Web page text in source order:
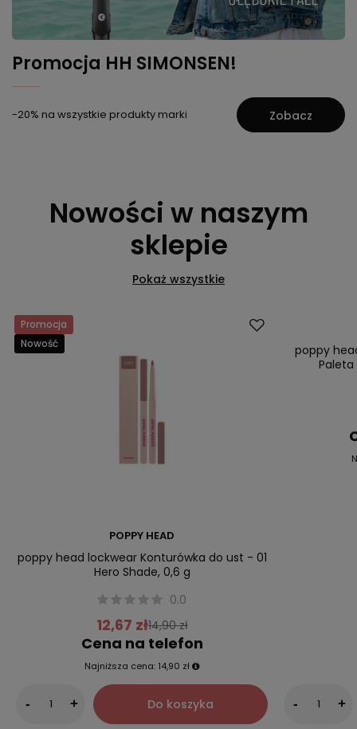
Promocja HH SIMONSEN!
-20% na wszystkie produkty marki Zobacz
Nowości w naszym
sklepie
Pokaż wszystkie
Promocja
Nowość
POPPY HEAD
poppy head lockwear Konturówka do ust - 01
Hero Shade, 0,6 g
0.0
12,67 zł14,90 zł
Cena na telefon
Najniższa cena: 14,90 zł
- + Do koszyka
poppy
Paleta
- +